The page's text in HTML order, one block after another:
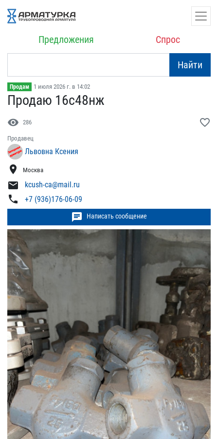
Предложения Спрос
Найти
Продам 1 июля 2026 г. в 14:02
Продаю 16с48нж
visibility 286 favorite_border
Продавец
Львовна Ксения
location_on Москва
mail kcush-ca@mail.ru
phone +7 (936)176-06-09
chat Написать сообщение